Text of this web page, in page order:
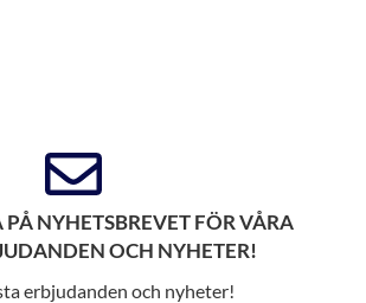
NYHETSBREVET FÖR VÅRA
OCH NYHETER!
erbjudanden och nyheter!